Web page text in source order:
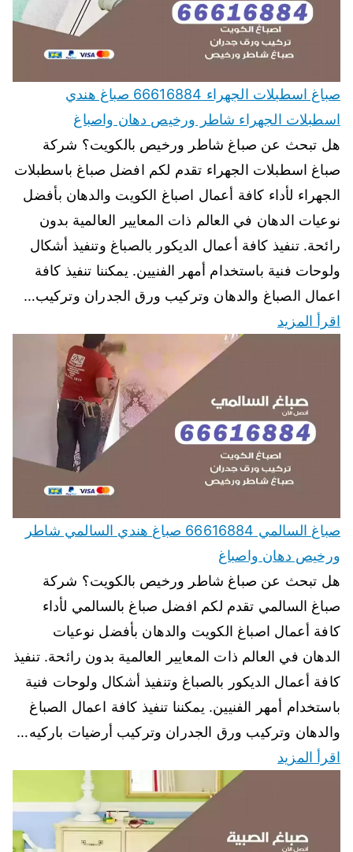
صباغ اسطبلات الجهراء 66616884 صباغ هندي
اسطبلات الجهراء شاطر ورخيص دهان واصباغ
هل تبحث عن صباغ شاطر ورخيص بالكويت؟ شركة
صباغ اسطبلات الجهراء تقدم لكم افضل صباغ باسطبلات
الجهراء لأداء كافة أعمال اصباغ الكويت والدهان بأفضل
نوعيات الدهان في العالم ذات المعايير العالمية بدون
رائحة. تنفيذ كافة أعمال الديكور بالصباغ وتنفيذ أشكال
ولوحات فنية باستخدام أمهر الفنيين. يمكننا تنفيذ كافة
اعمال الصباغ والدهان وتركيب ورق الجدران وتركيب…
اقرأ المزيد
صباغ السالمي 66616884 صباغ هندي السالمي شاطر
ورخيص دهان واصباغ
هل تبحث عن صباغ شاطر ورخيص بالكويت؟ شركة
صباغ السالمي تقدم لكم افضل صباغ بالسالمي لأداء
كافة أعمال اصباغ الكويت والدهان بأفضل نوعيات
الدهان في العالم ذات المعايير العالمية بدون رائحة. تنفيذ
كافة أعمال الديكور بالصباغ وتنفيذ أشكال ولوحات فنية
باستخدام أمهر الفنيين. يمكننا تنفيذ كافة اعمال الصباغ
والدهان وتركيب ورق الجدران وتركيب أرضيات باركيه…
اقرأ المزيد